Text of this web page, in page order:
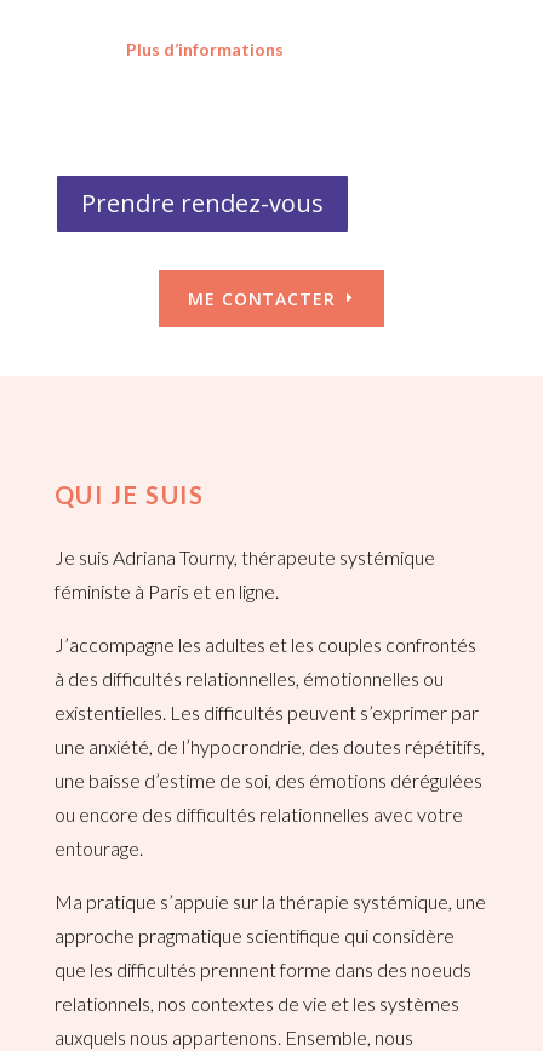
Plus d’informations
Prendre rendez-vous
ME CONTACTER
QUI JE SUIS
Je suis Adriana Tourny, thérapeute systémique
féministe à Paris et en ligne.
J’accompagne les adultes et les couples confrontés
à des difficultés relationnelles, émotionnelles ou
existentielles. Les difficultés peuvent s’exprimer par
une anxiété, de l’hypocrondrie, des doutes répétitifs,
une baisse d’estime de soi, des émotions dérégulées
ou encore des difficultés relationnelles avec votre
entourage.
Ma pratique s’appuie sur la thérapie systémique, une
approche pragmatique scientifique qui considère
que les difficultés prennent forme dans des noeuds
relationnels, nos contextes de vie et les systèmes
auxquels nous appartenons. Ensemble, nous